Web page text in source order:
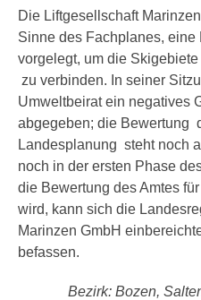
Die Liftgesellschaft
Sinne des Fachplanes, eine
vorgelegt, um die
zu verbinden. In seiner
Umweltbeirat ein negatives
abgegeben; die Bewertung
Landesplanung steht noch
noch in der ersten Phase
die Bewertung des Amtes
wird, kann sich die
Marinzen GmbH
befassen.
Bezirk: Bozen,